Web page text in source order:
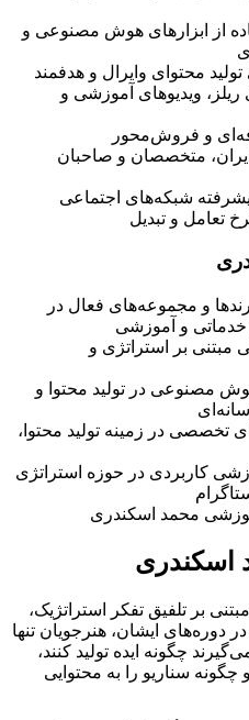
از ابزارهای هوش مصنوعی و
تولید محتوای وایرال و هدفمند
ویدیوهای آموزشی و
و فروش‌محور
متخصصان و صاحبان
شبکه‌های اجتماعی
تعامل و تبدیل
و مجموعه‌های فعال در
و آموزشی
بر استراتژی و
مصنوعی در تولید محتوا و
تخصصی در زمینه تولید محتوا،
کاربردی در حوزه استراتژی
محمد اسکندری
اسکندری
بر تلفیق تفکر استراتژیک،
دوره‌های ایشان، هنرجویان تنها
چگونه ایده تولید کنند،
چگونه سناریو را به محتوایی